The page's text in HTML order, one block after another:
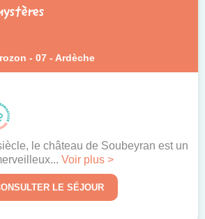
- 07 - Ardèche
le château de Soubeyran est un
Voir plus >
LE SÉJOUR